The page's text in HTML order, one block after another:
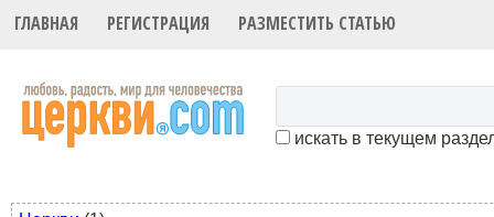
ГЛАВНАЯ РЕГИСТРАЦИЯ РАЗМЕСТИТЬ СТАТЬЮ
искать в текущем